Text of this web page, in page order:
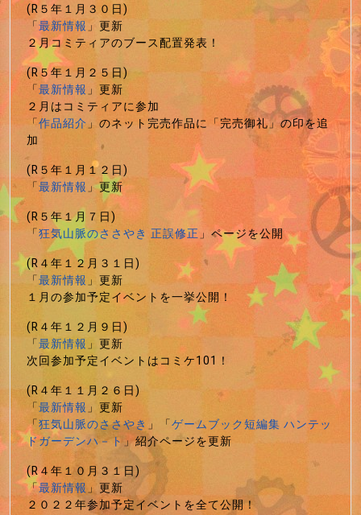
(R５年１月３０日)
「最新情報」更新
２月コミティアのブース配置発表！
(R５年１月２５日)
「最新情報」更新
２月はコミティアに参加
「作品紹介」のネット完売作品に「完売御礼」の印を追
加
(R５年１月１２日)
「最新情報」更新
(R５年１月７日)
「狂気山脈のささやき 正誤修正」ページを公開
(R４年１２月３１日)
「最新情報」更新
１月の参加予定イベントを一挙公開！
(R４年１２月９日)
「最新情報」更新
次回参加予定イベントはコミケ101！
(R４年１１月２６日)
「最新情報」更新
「狂気山脈のささやき 」「ゲームブック短編集 ハンテッ
ドガーデンハ－ト」紹介ページを更新
(R４年１０月３１日)
「最新情報」更新
２０２２年参加予定イベントを全て公開！